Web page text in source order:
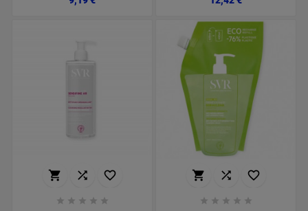
  
    
  
    